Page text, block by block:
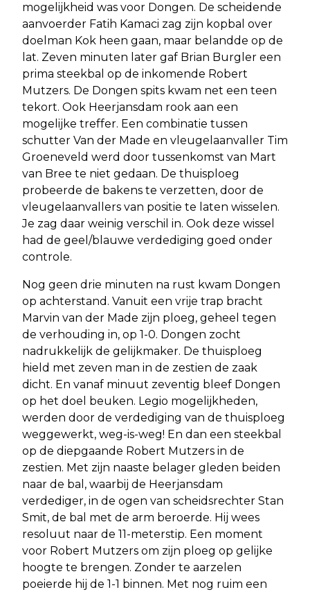
mogelijkheid was voor Dongen. De scheidende
aanvoerder Fatih Kamaci zag zijn kopbal over
doelman Kok heen gaan, maar belandde op de
lat. Zeven minuten later gaf Brian Burgler een
prima steekbal op de inkomende Robert
Mutzers. De Dongen spits kwam net een teen
tekort. Ook Heerjansdam rook aan een
mogelijke treffer. Een combinatie tussen
schutter Van der Made en vleugelaanvaller Tim
Groeneveld werd door tussenkomst van Mart
van Bree te niet gedaan. De thuisploeg
probeerde de bakens te verzetten, door de
vleugelaanvallers van positie te laten wisselen.
Je zag daar weinig verschil in. Ook deze wissel
had de geel/blauwe verdediging goed onder
controle.
Nog geen drie minuten na rust kwam Dongen
op achterstand. Vanuit een vrije trap bracht
Marvin van der Made zijn ploeg, geheel tegen
de verhouding in, op 1-0. Dongen zocht
nadrukkelijk de gelijkmaker. De thuisploeg
hield met zeven man in de zestien de zaak
dicht. En vanaf minuut zeventig bleef Dongen
op het doel beuken. Legio mogelijkheden,
werden door de verdediging van de thuisploeg
weggewerkt, weg-is-weg! En dan een steekbal
op de diepgaande Robert Mutzers in de
zestien. Met zijn naaste belager gleden beiden
naar de bal, waarbij de Heerjansdam
verdediger, in de ogen van scheidsrechter Stan
Smit, de bal met de arm beroerde. Hij wees
resoluut naar de 11-meterstip. Een moment
voor Robert Mutzers om zijn ploeg op gelijke
hoogte te brengen. Zonder te aarzelen
poeierde hij de 1-1 binnen. Met nog ruim een